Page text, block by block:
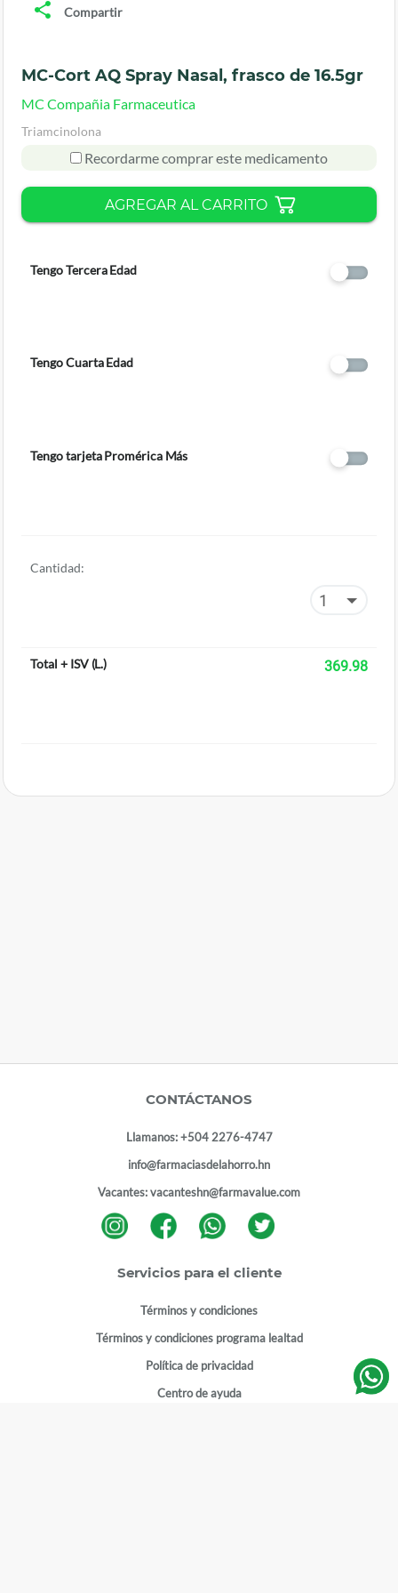
Compartir
MC-Cort AQ Spray Nasal, frasco de 16.5gr
MC Compañia Farmaceutica
Triamcinolona
Recordarme comprar este medicamento
AGREGAR AL CARRITO
Tengo Tercera Edad
Tengo Cuarta Edad
Tengo tarjeta Promérica Más
Cantidad:
Total + ISV(L.) 369.98
CONTÁCTANOS
Llamanos:+504 2276-4747
info@farmaciasdelahorro.hn
Vacantes:vacanteshn@farmavalue.com
Servicios para el cliente
Términos y condiciones
Términos y condiciones programa lealtad
Política de privacidad
Centro de ayuda